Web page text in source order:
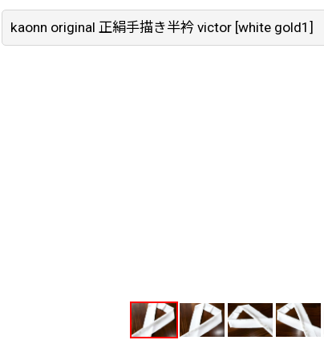
kaonn original 正絹手描き半衿 victor [white gold1 ]